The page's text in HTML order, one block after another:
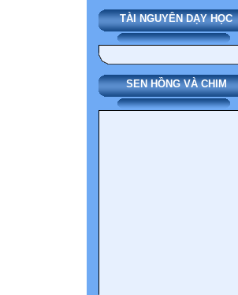
TÀI NGUYÊN DẠY HỌC
SEN HỒNG VÀ CHIM